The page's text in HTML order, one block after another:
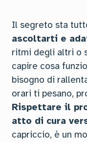
Il segreto sta
ascoltarti e
ritmi degli altri o
capire cosa
bisogno di
orari ti pesano,
Rispettare il
atto di cura
capriccio, è un